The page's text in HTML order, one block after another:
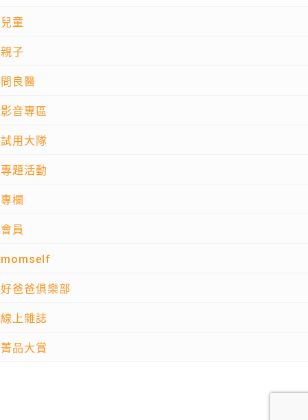
兒童
親子
問良醫
影音專區
試用大隊
專題活動
專欄
會員
momself
好爸爸俱樂部
線上雜誌
菁品大賞